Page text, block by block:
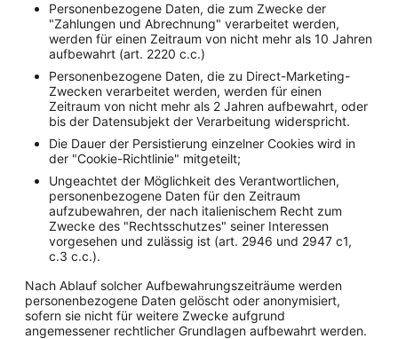
Personenbezogene Daten, die zum Zwecke der
"Zahlungen und Abrechnung" verarbeitet werden,
werden für einen Zeitraum von nicht mehr als 10 Jahren
aufbewahrt (art. 2220 c.c.)
Personenbezogene Daten, die zu Direct-Marketing-
Zwecken verarbeitet werden, werden für einen
Zeitraum von nicht mehr als 2 Jahren aufbewahrt, oder
bis der Datensubjekt der Verarbeitung widerspricht.
Die Dauer der Persistierung einzelner Cookies wird in
der "Cookie-Richtlinie" mitgeteilt;
Ungeachtet der Möglichkeit des Verantwortlichen,
personenbezogene Daten für den Zeitraum
aufzubewahren, der nach italienischem Recht zum
Zwecke des "Rechtsschutzes" seiner Interessen
vorgesehen und zulässig ist (art. 2946 und 2947 c1,
c.3 c.c.).
Nach Ablauf solcher Aufbewahrungszeiträume werden
personenbezogene Daten gelöscht oder anonymisiert,
sofern sie nicht für weitere Zwecke aufgrund
angemessener rechtlicher Grundlagen aufbewahrt werden.